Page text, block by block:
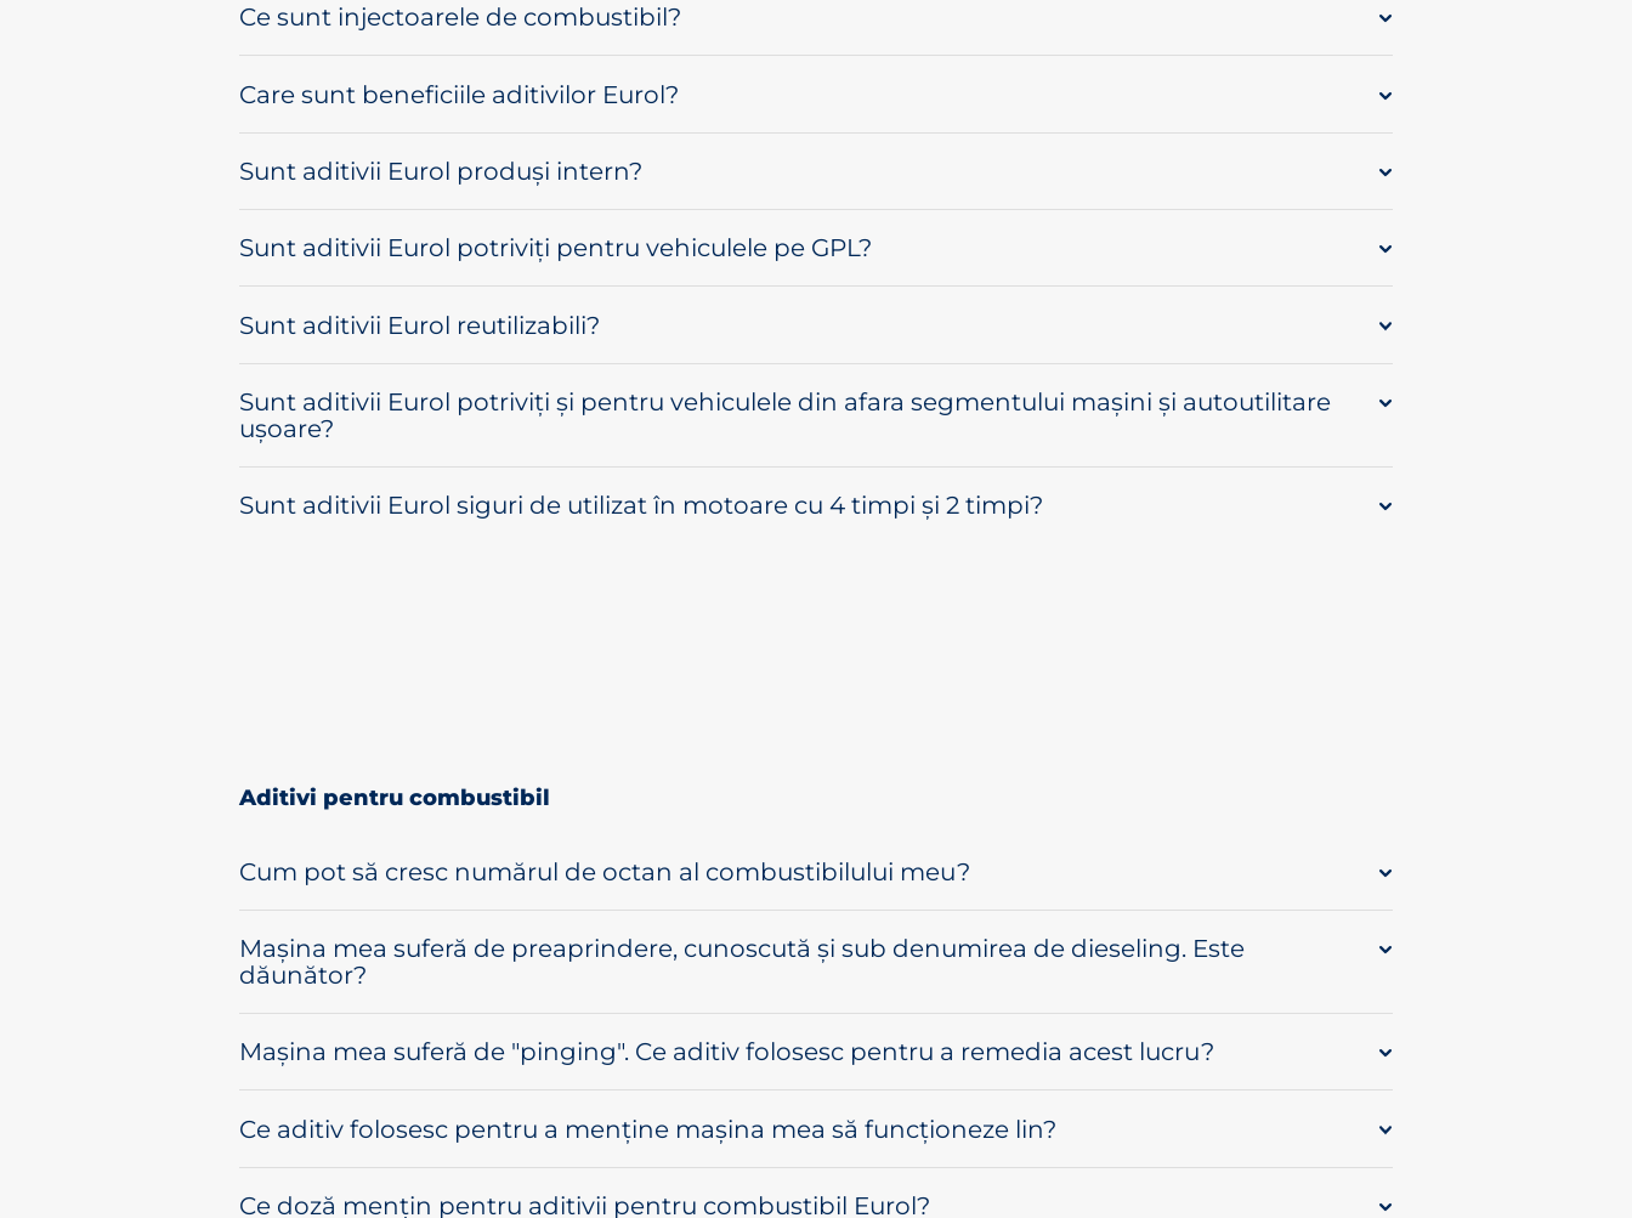
Ce sunt injectoarele de combustibil?
Care sunt beneficiile aditivilor Eurol?
Sunt aditivii Eurol produși intern?
Sunt aditivii Eurol potriviți pentru vehiculele pe GPL?
Sunt aditivii Eurol reutilizabili?
Sunt aditivii Eurol potriviți și pentru vehiculele din afara segmentului mașini și autoutilitare
ușoare?
Sunt aditivii Eurol siguri de utilizat în motoare cu 4 timpi și 2 timpi?
Aditivi pentru combustibil
Cum pot să cresc numărul de octan al combustibilului meu?
Mașina mea suferă de preaprindere, cunoscută și sub denumirea de dieseling. Este
dăunător?
Mașina mea suferă de "pinging". Ce aditiv folosesc pentru a remedia acest lucru?
Ce aditiv folosesc pentru a menține mașina mea să funcționeze lin?
Ce doză mențin pentru aditivii pentru combustibil Eurol?